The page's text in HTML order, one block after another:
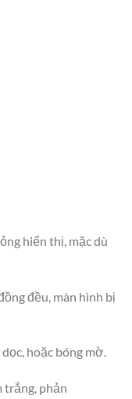
hiển thị, mặc dù
đều, màn hình bị
dọc, hoặc bóng mờ.
trắng, phản